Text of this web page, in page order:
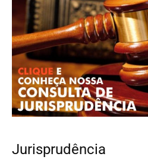
Jurisprudência